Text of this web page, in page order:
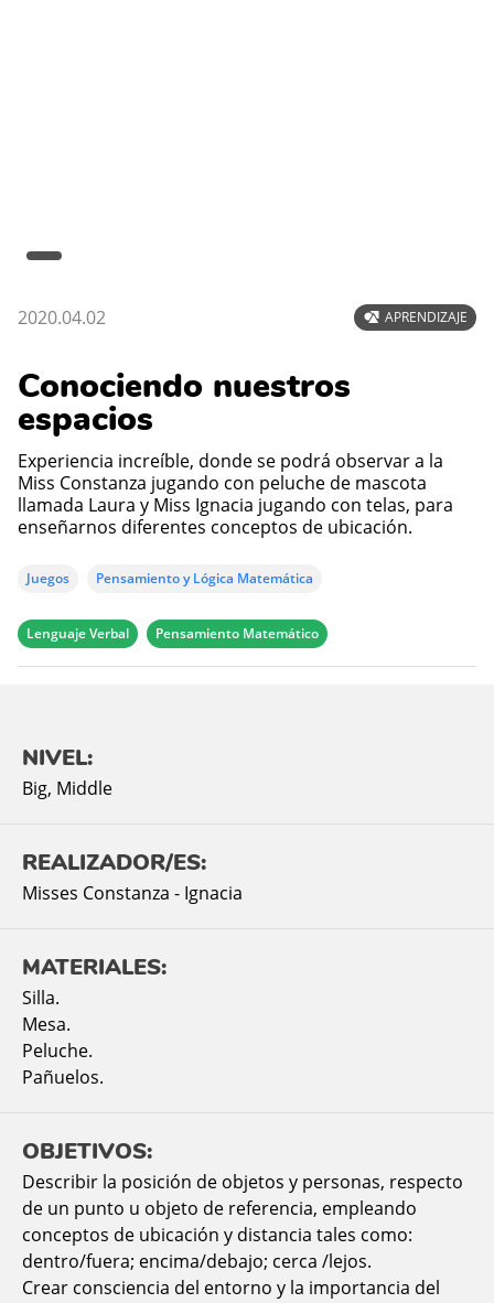
2020.04.02 APRENDIZAJE
Conociendo nuestros
espacios
Experiencia increíble, donde se podrá observar a la
Miss Constanza jugando con peluche de mascota
llamada Laura y Miss Ignacia jugando con telas, para
enseñarnos diferentes conceptos de ubicación.
Juegos Pensamiento y Lógica Matemática
Lenguaje Verbal Pensamiento Matemático
NIVEL:
Big, Middle
REALIZADOR/ES:
Misses Constanza - Ignacia
MATERIALES:
Silla.
Mesa.
Peluche.
Pañuelos.
OBJETIVOS:
Describir la posición de objetos y personas, respecto
de un punto u objeto de referencia, empleando
conceptos de ubicación y distancia tales como:
dentro/fuera; encima/debajo; cerca /lejos.
Crear consciencia del entorno y la importancia del